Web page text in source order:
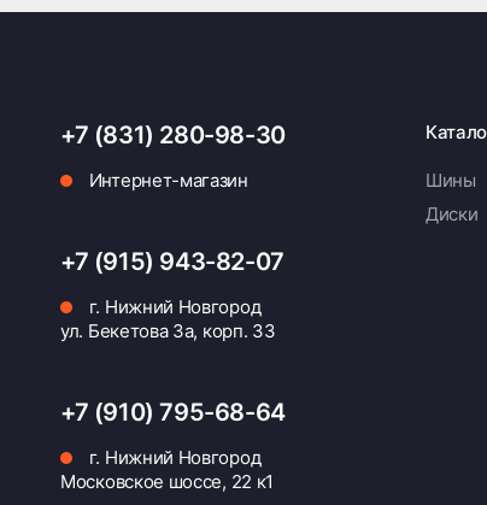
+7 (831) 280-98-30
Интернет-магазин
+7 (915) 943-82-07
г. Нижний Новгород
ул. Бекетова 3а, корп. 33
+7 (910) 795-68-64
г. Нижний Новгород
Московское шоссе, 22 к1
Шины
Диски